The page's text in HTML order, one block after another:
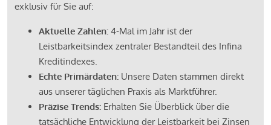
exklusiv für Sie auf:
Aktuelle Zahlen: 4-Mal im Jahr ist der
Leistbarkeitsindex zentraler Bestandteil des Infina
Kreditindexes.
Echte Primärdaten: Unsere Daten stammen direkt
aus unserer täglichen Praxis als Marktführer.
Präzise Trends: Erhalten Sie Überblick über die
tatsächliche Entwicklung der Leistbarkeit bei Zinsen